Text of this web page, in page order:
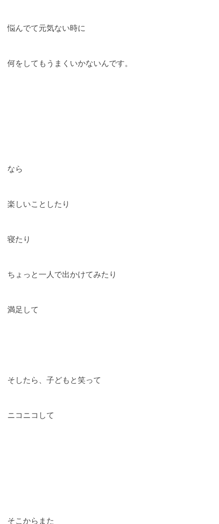
悩んでて元気ない時に
何をしてもうまくいかないんです。
なら
楽しいことしたり
寝たり
ちょっと一人で出かけてみたり
満足して
そしたら、子どもと笑って
ニコニコして
そこからまた